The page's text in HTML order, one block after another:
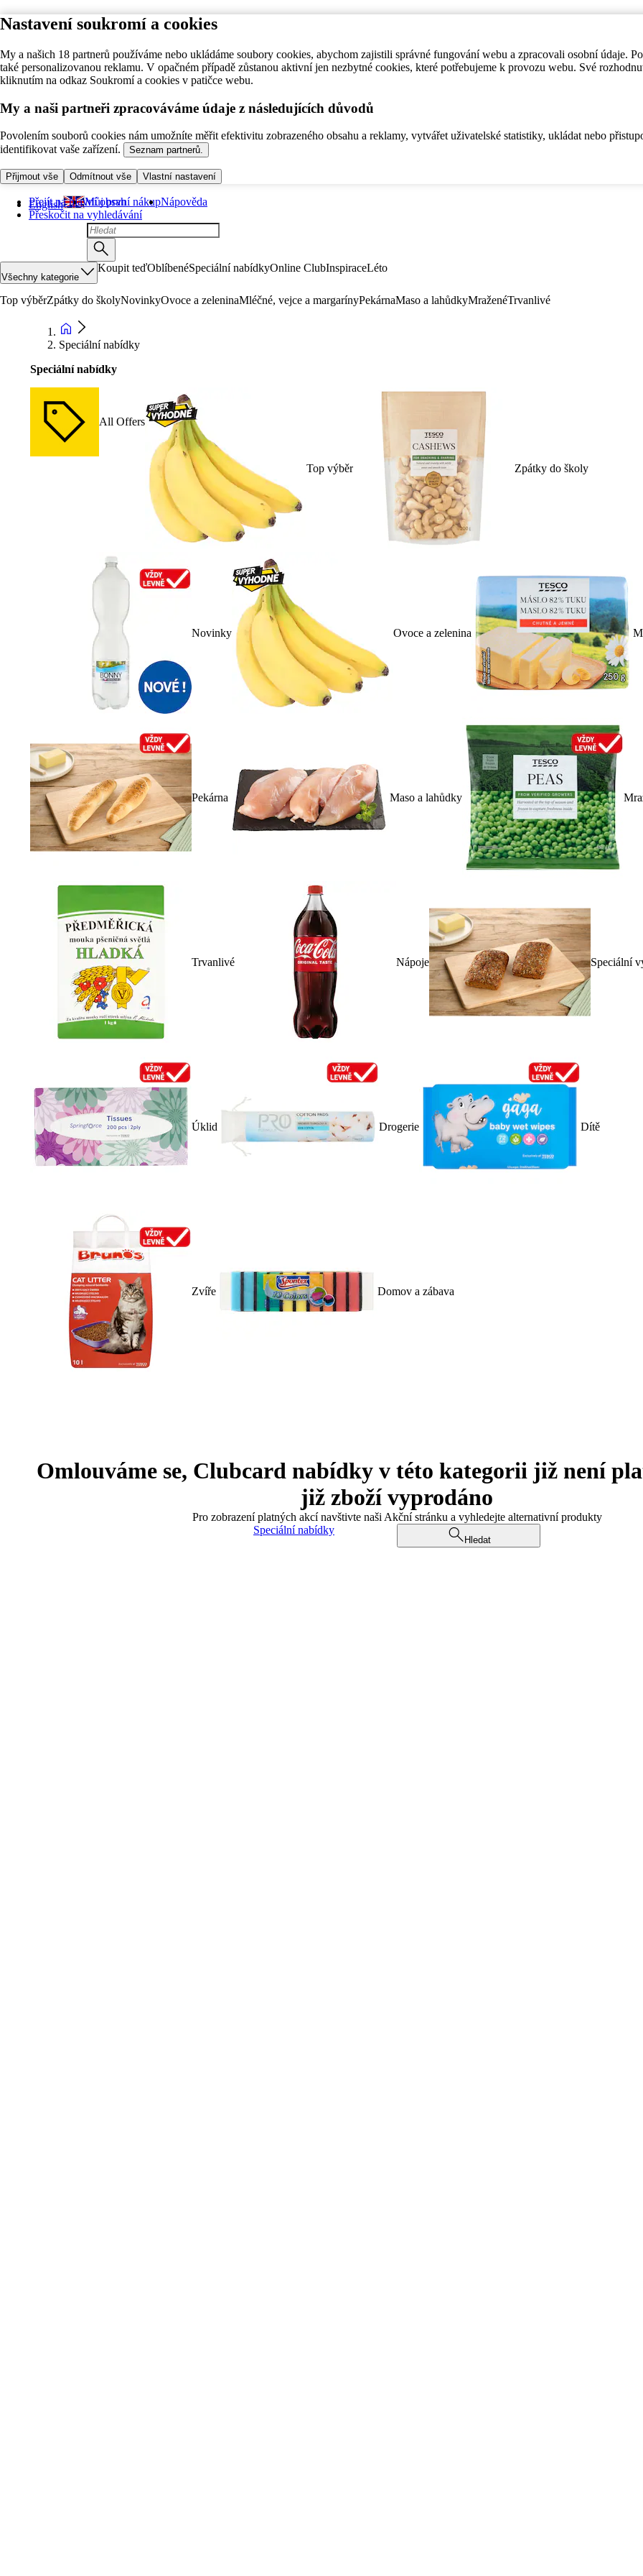
Nastavení soukromí a cookies
My a našich 18 partnerů používáme nebo ukládáme soubory cookies, abychom zajistili správné fungování webu a zpracovali osobní údaje.
také personalizovanou reklamu. V opačném případě zůstanou aktivní jen nezbytné cookies, které potřebujeme k provozu webu. Své
kliknutím na odkaz Soukromí a cookies v patičce webu.
My a naši partneři zpracováváme údaje z následujících důvodů
Povolením souborů cookies nám umožníte měřit efektivitu zobrazeného obsahu a reklamy, vytvářet uživatelské statistiky, ukládat nebo
identifikovat vaše zařízení.
Seznam partnerů.
Přijmout vše Odmítnout vše Vlastní nastavení
Přejít na hlavní obsah
Přeskočit na vyhledávání
English Můj první nákupNápověda
Všechny kategorie
Koupit teďOblíbenéSpeciální nabídkyOnline ClubInspiraceLéto
Top výběrZpátky do školyNovinkyOvoce a zeleninaMléčné, vejce a margarínyPekárnaMaso a lahůdkyMraženéTrvanlivé
Speciální nabídky
Speciální nabídky
All Offers
Top výběr Zpátky do školy
Novinky Ovoce a zelenina
Pekárna Maso a lahůdky
Trvanlivé Nápoje Speciální
Úklid Drogerie Dítě
Zvíře Domov a zábava
Omlouváme se, Clubcard nabídky v této kategorii již není
již zboží vyprodáno
Pro zobrazení platných akcí navštivte naši Akční stránku a vyhledejte alternativní produkty
Speciální nabídky
Hledat